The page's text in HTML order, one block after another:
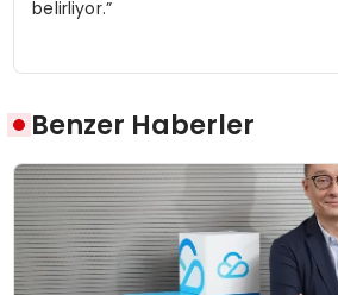
belirliyor.”
Benzer Haberler